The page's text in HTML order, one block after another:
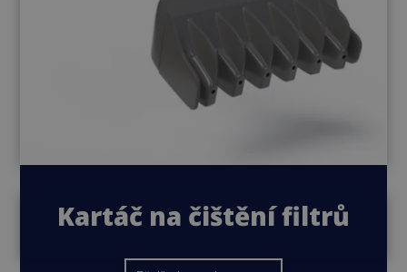
Kartáč na čištění filtrů